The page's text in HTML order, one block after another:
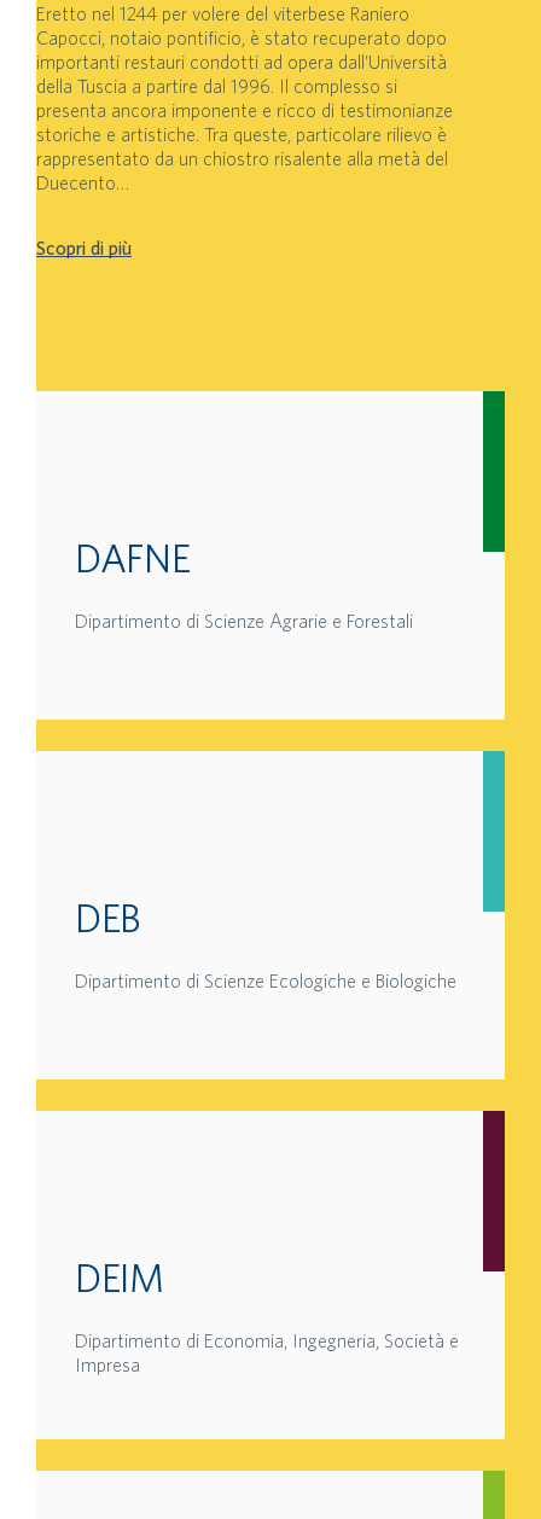
Eretto nel 1244 per volere del viterbese Raniero
Capocci, notaio pontificio, è stato recuperato dopo
importanti restauri condotti ad opera dall’Università
della Tuscia a partire dal 1996. Il complesso si
presenta ancora imponente e ricco di testimonianze
storiche e artistiche. Tra queste, particolare rilievo è
rappresentato da un chiostro risalente alla metà del
Duecento…
Scopri di più
DAFNE
Dipartimento di Scienze Agrarie e Forestali
DEB
Dipartimento di Scienze Ecologiche e Biologiche
DEIM
Dipartimento di Economia, Ingegneria, Società e
Impresa